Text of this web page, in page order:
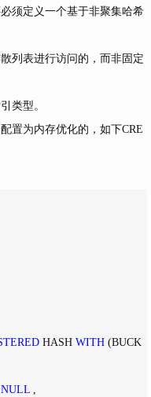
须定义一个基于非聚集哈希
列表进行访问的，而非固定
类型。
置为内存优化的，如下CRE
HASH WITH (BUCK
NULL ,